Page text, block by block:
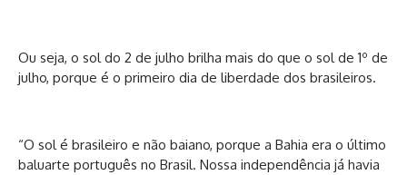
Ou seja, o sol do 2 de julho brilha mais do que o sol de 1º de
julho, porque é o primeiro dia de liberdade dos brasileiros.
“O sol é brasileiro e não baiano, porque a Bahia era o último
baluarte português no Brasil. Nossa independência já havia